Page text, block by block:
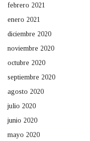
febrero 2021
enero 2021
diciembre 2020
noviembre 2020
octubre 2020
septiembre 2020
agosto 2020
julio 2020
junio 2020
mayo 2020